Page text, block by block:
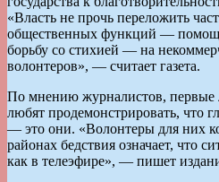
«Власть не прочь переложить
общественных функций —
борьбу со стихией — на
волонтеров», — считает газета.
По мнению журналистов, первые
любят продемонстрировать, что
— это они. «Волонтеры для них
районах бедствия означает, что
как в телеэфире», — пишет